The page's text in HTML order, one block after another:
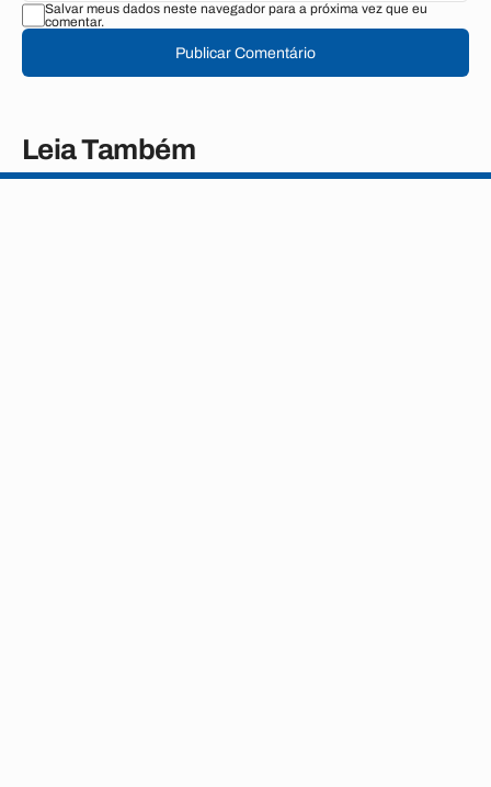
Salvar meus dados neste navegador para a próxima vez que eu
comentar.
Publicar Comentário
Leia Também